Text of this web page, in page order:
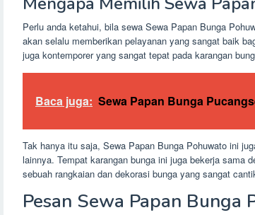
Perlu anda ketahui, bila sewa Sewa Papan Bunga
akan selalu memberikan pelayanan yang sangat baik
juga kontemporer yang sangat tepat pada karangan
Baca juga: Sewa Papan Bunga
Tak hanya itu saja, Sewa Papan Bunga Pohuwato ini
lainnya. Tempat karangan bunga ini juga bekerja sama
sebuah rangkaian dan dekorasi bunga yang sangat
Pesan Sewa Papan Bunga